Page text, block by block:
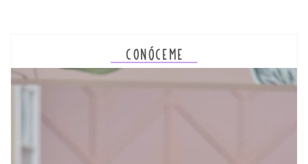
CONÓCEME